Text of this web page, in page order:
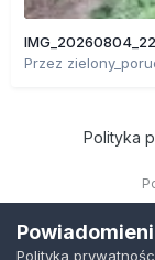
Przez
Polityka
Polityka